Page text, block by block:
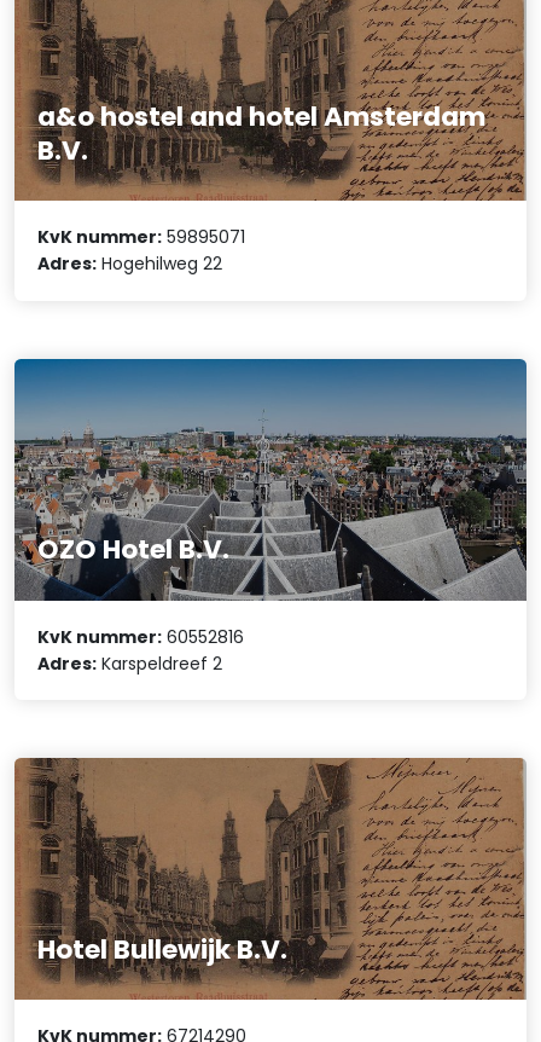
a&o hostel and hotel Amsterdam
B.V.
KvK nummer: 59895071
Adres: Hogehilweg 22
OZO Hotel B.V.
KvK nummer: 60552816
Adres: Karspeldreef 2
Hotel Bullewijk B.V.
KvK nummer: 67214290